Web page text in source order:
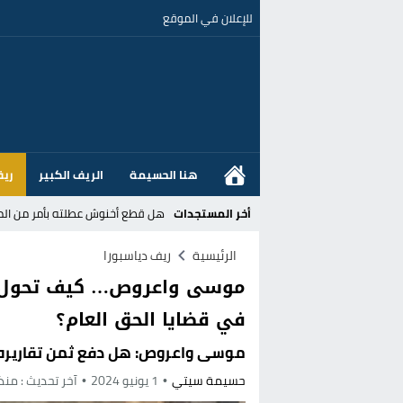
للإعلان في الموقع
هنا الحسيمة الريف الكبير
أخر المستجدات هل قطع أخنوش عطلته بأمر من
عز الدين أوناحي يتصدر اهتمامات
تغيير تاريخي بحزب الاستقلال
اتفاق وشيك بين واشنطن وطهران
الحكومة الإسبانية تعلن عن ميزانية استثنائية بقيمة 25
قطاع نقل البضائع بالمغرب يلوح
الرئيسية ريف دياسبورا
موسى واعروص… كيف تحول
في قضايا الحق العام؟
موسى واعروص: هل دفع ثمن تقاريره
حسيمة سيتي 1 يونيو 2024 آخر تحديث :